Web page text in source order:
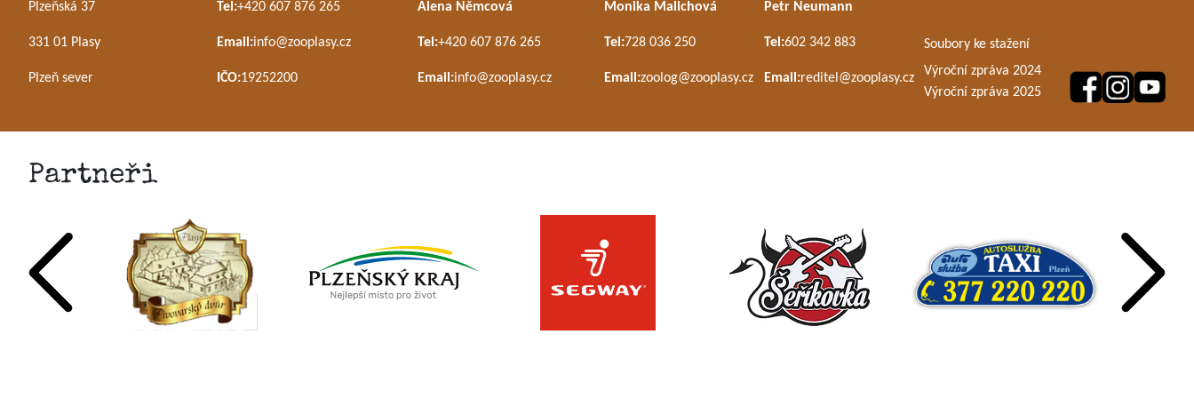
Plzeňská 37
331 01 Plasy
Plzeň sever
Tel:+420 607 876 265
Email:info@zooplasy.cz
IČO:19252200
Alena Němcová
Tel:+420 607 876 265
Email:info@zooplasy.cz
Monika Malichová
Tel:728 036 250
Email:zoolog@zooplasy.cz
Petr Neumann
Tel:602 342 883
Email:reditel@zooplasy.cz
Soubory ke stažení
Výroční zpráva 2024
Výroční zpráva 2025
Partneři